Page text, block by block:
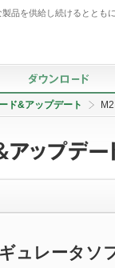
品を供給し続けるととも
コンポーネント
IoT関連
仕様書一括ダウンロード
英・中・韓 仕様書ダウン
ド&アップデート
ュレータソ